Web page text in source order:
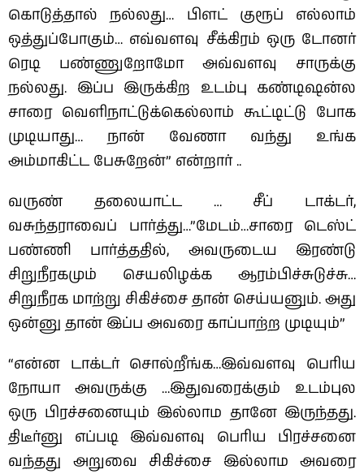
கொடுத்தால் நல்லது… பிளட் குரூப் எல்லாம்
ஒத்துப்போகும்… எவ்வளவு சீக்கிரம் ஒரு டோனர்
ரெடி பண்ணுறோமோ அவ்வளவு சாருக்கு
நல்லது. இப்ப இருக்கிற உடம்பு கண்டிஷன்ல
சாரை வெளிநாட்டுக்கெல்லாம் கூட்டிட்டு போக
முடியாது… நான் வேணா வந்து உங்க
அம்மாகிட்ட பேசுறேன்” என்றார் ..
வருண் தலையாட்ட … சீப் டாக்டர்,
வசுந்தராவைப் பார்த்து…”மேடம்…சாரை டெஸ்ட்
பண்ணி பார்த்ததில், அவருடைய இரண்டு
சிறுநீரகமும் செயலிழக்க ஆரம்பிச்சுடுச்சு…
சிறுநீரக மாற்று சிகிச்சை தான் செய்யனும். அது
ஒன்னு தான் இப்ப அவரை காப்பாற்ற முடியும்”
“என்ன டாக்டர் சொல்றீங்க…இவ்வளவு பெரிய
நோயா அவருக்கு …இதுவரைக்கும் உடம்புல
ஒரு பிரச்சனையும் இல்லாம தானே இருந்தது.
திடீர்னு எப்படி இவ்வளவு பெரிய பிரச்சனை
வந்தது அறுவை சிகிச்சை இல்லாம அவரை